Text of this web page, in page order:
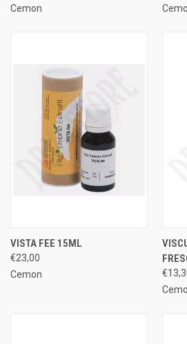
Cemon
VISTA FEE 15ML
€23,00
Cemon